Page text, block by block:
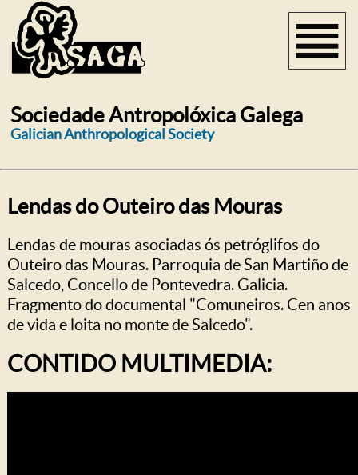
Sociedade Antropolóxica Galega
Galician Anthropological Society
Lendas do Outeiro das Mouras
Lendas de mouras asociadas ós petróglifos do
Outeiro das Mouras. Parroquia de San Martiño de
Salcedo, Concello de Pontevedra. Galicia.
Fragmento do documental "Comuneiros. Cen anos
de vida e loita no monte de Salcedo".
CONTIDO MULTIMEDIA: